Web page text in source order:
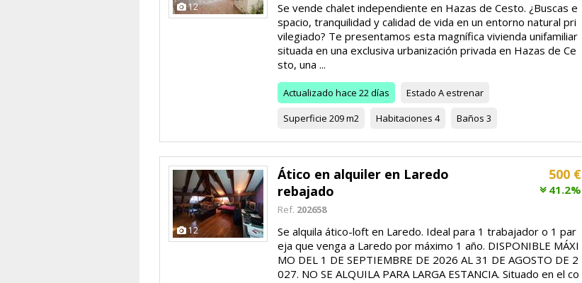
12
Se vende chalet independiente en Hazas de Cesto. ¿Buscas e
spacio, tranquilidad y calidad de vida en un entorno natural pri
vilegiado? Te presentamos esta magnífica vivienda unifamiliar
situada en una exclusiva urbanización privada en Hazas de Ce
sto, una ...
Actualizado hace 22 días Estado A estrenar
Superficie 209 m2 Habitaciones 4 Baños 3
12
500 €
41.2%
Ático en alquiler en Laredo
rebajado
Ref. 202658
Se alquila ático-loft en Laredo. Ideal para 1 trabajador o 1 par
eja que venga a Laredo por máximo 1 año. DISPONIBLE MÁXI
MO DEL 1 DE SEPTIEMBRE DE 2026 AL 31 DE AGOSTO DE 2
027. NO SE ALQUILA PARA LARGA ESTANCIA. Situado en el co